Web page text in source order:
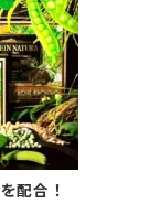
を配合！